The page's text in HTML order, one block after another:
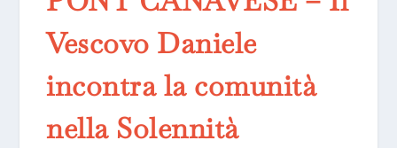
Vescovo Daniele
incontra la comunità
nella Solennità